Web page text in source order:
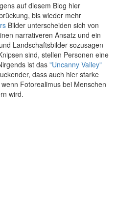
auf diesem Blog hier
bis wieder mehr
Bilder unterscheiden sich von
narrativeren Ansatz und ein
Landschaftsbilder sozusagen
sind, stellen Personen eine
ist das "Uncanny Valley"
dass auch hier starke
Fotorealimus bei Menschen
wird.